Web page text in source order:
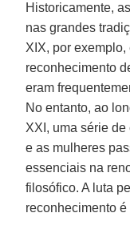
Historicamente,
nas grandes
XIX, por
reconhecimento
eram
No entanto, ao
XXI, uma série
e as mulheres
essenciais na
filosófico. A luta
reconhecimento